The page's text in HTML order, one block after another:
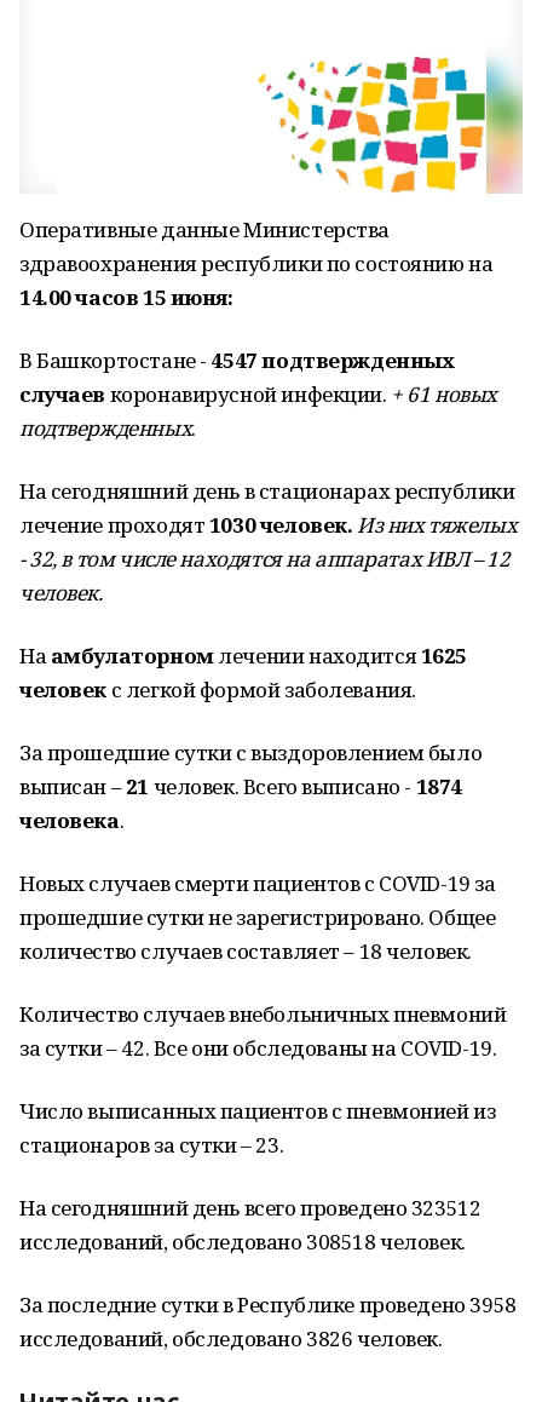
Оперативные данные Министерства
здравоохранения республики по состоянию на
14.00 часов 15 июня:
В Башкортостане - 4547 подтвержденных
случаев коронавирусной инфекции. + 61 новых
подтвержденных.
На сегодняшний день в стационарах республики
лечение проходят 1030 человек.Из них тяжелых
- 32, в том числе находятся на аппаратах ИВЛ – 12
человек.
На амбулаторномлечении находится1625
человек с легкой формой заболевания.
За прошедшие сутки с выздоровлением было
выписан –21 человек. Всего выписано - 1874
человека.
Новых случаев смерти пациентов с COVID-19 за
прошедшие сутки не зарегистрировано. Общее
количество случаев составляет – 18 человек.
Количество случаев внебольничных пневмоний
за сутки – 42. Все они обследованы на COVID-19.
Число выписанных пациентов с пневмонией из
стационаров за сутки – 23.
На сегодняшний день всего проведено 323512
исследований, обследовано 308518 человек.
За последние сутки в Республике проведено 3958
исследований, обследовано 3826 человек.